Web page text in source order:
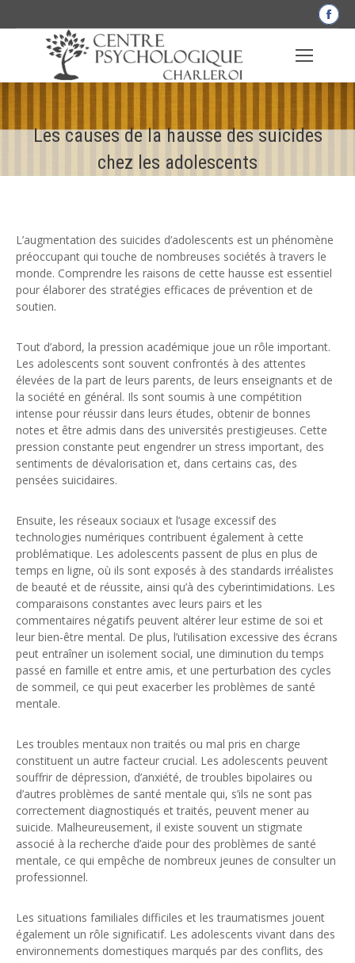
La
Les causes de la hausse des suicides
chez les adolescents
L’augmentation des suicides d’adolescents est un phénomène
préoccupant qui touche de nombreuses sociétés à travers le
monde. Comprendre les raisons de cette hausse est essentiel
pour élaborer des stratégies efficaces de prévention et de
soutien.
Tout d’abord, la pression académique joue un rôle important.
Les adolescents sont souvent confrontés à des attentes
élevées de la part de leurs parents, de leurs enseignants et de
la société en général. Ils sont soumis à une compétition
intense pour réussir dans leurs études, obtenir de bonnes
notes et être admis dans des universités prestigieuses. Cette
pression constante peut engendrer un stress important, des
sentiments de dévalorisation et, dans certains cas, des
pensées suicidaires.
Ensuite, les réseaux sociaux et l’usage excessif des
technologies numériques contribuent également à cette
problématique. Les adolescents passent de plus en plus de
temps en ligne, où ils sont exposés à des standards irréalistes
de beauté et de réussite, ainsi qu’à des cyberintimidations. Les
comparaisons constantes avec leurs pairs et les
commentaires négatifs peuvent altérer leur estime de soi et
leur bien-être mental. De plus, l’utilisation excessive des écrans
peut entraîner un isolement social, une diminution du temps
passé en famille et entre amis, et une perturbation des cycles
de sommeil, ce qui peut exacerber les problèmes de santé
mentale.
Les troubles mentaux non traités ou mal pris en charge
constituent un autre facteur crucial. Les adolescents peuvent
souffrir de dépression, d’anxiété, de troubles bipolaires ou
d’autres problèmes de santé mentale qui, s’ils ne sont pas
correctement diagnostiqués et traités, peuvent mener au
suicide. Malheureusement, il existe souvent un stigmate
associé à la recherche d’aide pour des problèmes de santé
mentale, ce qui empêche de nombreux jeunes de consulter un
professionnel.
Les situations familiales difficiles et les traumatismes jouent
également un rôle significatif. Les adolescents vivant dans des
environnements domestiques marqués par des conflits, des